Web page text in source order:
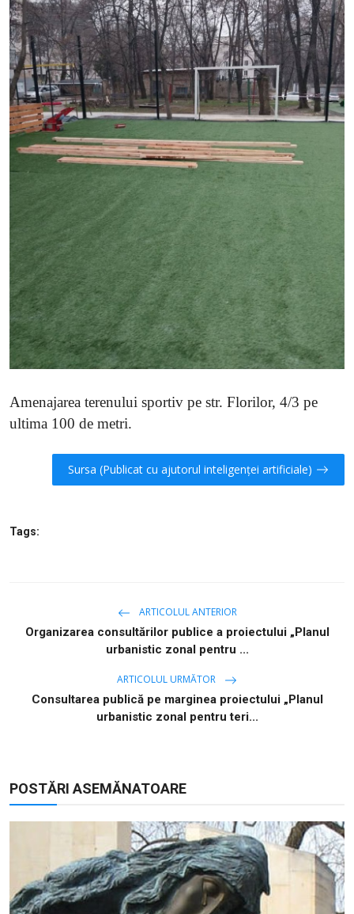
SERVICII
Sectorul Rîșcani
Căutați pe Internet
Amenajarea terenului sportiv pe str. Florilor, 4/3 pe
ultima 100 de metri.
Sursa (Publicat cu ajutorul inteligenței artificiale)
Tags:
ARTICOLUL ANTERIOR
Organizarea consultărilor publice a proiectului „Planul
urbanistic zonal pentru ...
ARTICOLUL URMĂTOR
Consultarea publică pe marginea proiectului „Planul
urbanistic zonal pentru teri...
POSTĂRI ASEMĂNATOARE